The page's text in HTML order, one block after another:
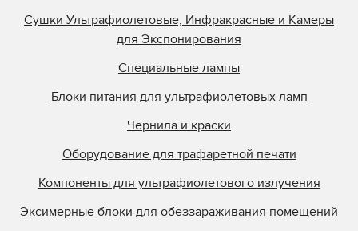
Сушки Ультрафиолетовые, Инфракрасные и Камеры
для Экспонирования
Специальные лампы
Блоки питания для ультрафиолетовых ламп
Чернила и краски
Оборудование для трафаретной печати
Компоненты для ультрафиолетового излучения
Эксимерные блоки для обеззараживания помещений